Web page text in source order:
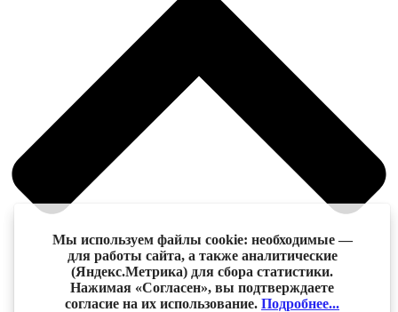
Мы используем файлы cookie: необходимые —
для работы сайта, а также аналитические
(Яндекс.Метрика) для сбора статистики.
Нажимая «Согласен», вы подтверждаете
согласие на их использование. Подробнее...